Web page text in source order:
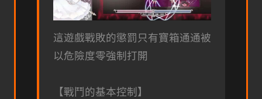
這遊戲戰敗的懲罰只有寶箱通通被
以危險度零強制打開
【戰鬥的基本控制】